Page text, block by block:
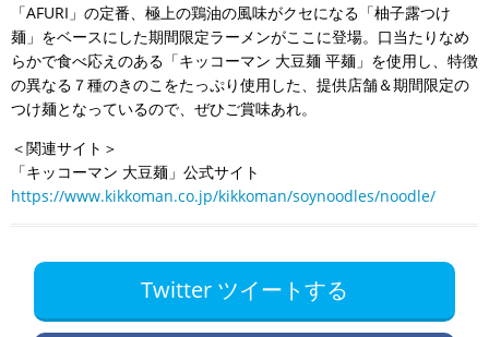
「AFURI」の定番、極上の鶏油の風味がクセになる「柚子露つけ
麺」をベースにした期間限定ラーメンがここに登場。口当たりなめ
らかで食べ応えのある「キッコーマン 大豆麺 平麺」を使用し、特徴
の異なる７種のきのこをたっぷり使用した、提供店舗＆期間限定の
つけ麺となっているので、ぜひご賞味あれ。
＜関連サイト＞
「キッコーマン 大豆麺」公式サイト
https://www.kikkoman.co.jp/kikkoman/soynoodles/noodle/
Twitter ツイートする